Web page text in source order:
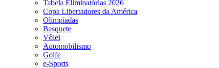
Tabela Eliminatórias 2026
Copa Libertadores da América
Olimpíadas
Basquete
Vôlei
Automobilismo
Golfe
e-Sports